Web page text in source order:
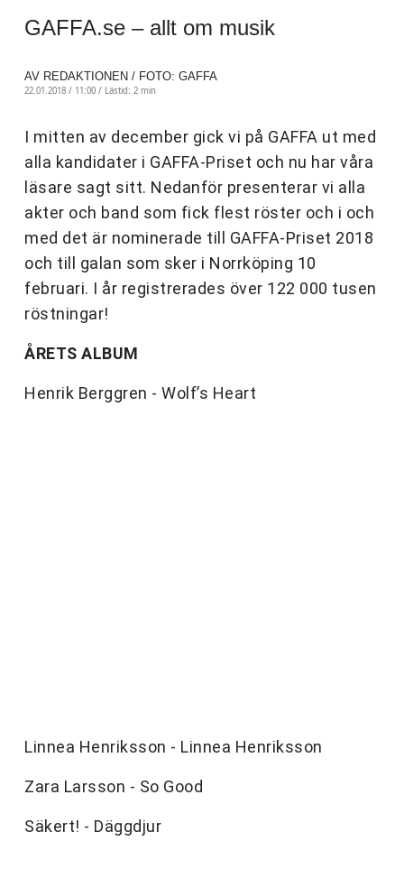
GAFFA.se – allt om musik
AV REDAKTIONEN / FOTO: GAFFA
22.01.2018 / 11:00 / Lästid: 2 min
I mitten av december gick vi på GAFFA ut med
alla kandidater i GAFFA-Priset och nu har våra
läsare sagt sitt. Nedanför presenterar vi alla
akter och band som fick flest röster och i och
med det är nominerade till GAFFA-Priset 2018
och till galan som sker i Norrköping 10
februari. I år registrerades över 122 000 tusen
röstningar!
ÅRETS ALBUM
Henrik Berggren - Wolf’s Heart
Linnea Henriksson - Linnea Henriksson
Zara Larsson - So Good
Säkert! - Däggdjur